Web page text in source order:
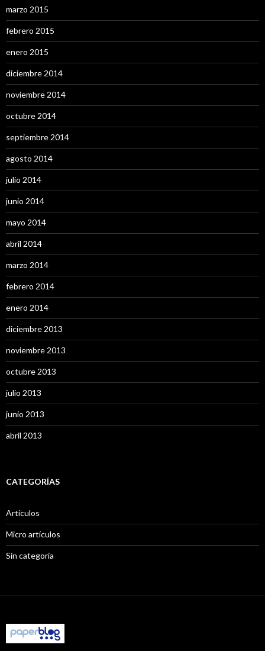
marzo 2015
febrero 2015
enero 2015
diciembre 2014
noviembre 2014
octubre 2014
septiembre 2014
agosto 2014
julio 2014
junio 2014
mayo 2014
abril 2014
marzo 2014
febrero 2014
enero 2014
diciembre 2013
noviembre 2013
octubre 2013
julio 2013
junio 2013
abril 2013
CATEGORÍAS
Artículos
Micro artículos
Sin categoría